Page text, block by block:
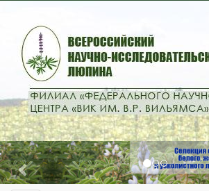
Previous